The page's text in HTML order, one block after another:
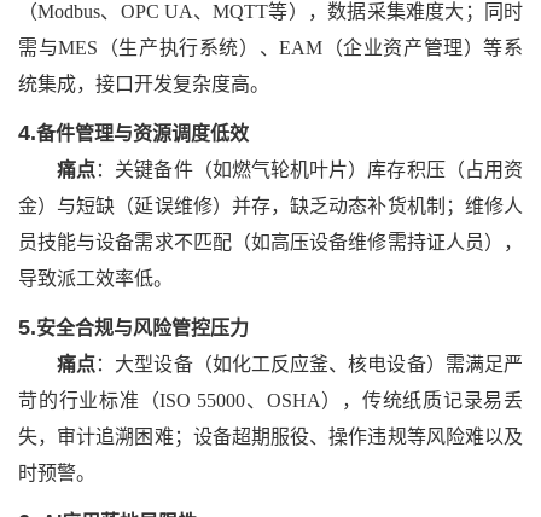
（Modbus、OPC UA、MQTT等），数据采集难度大；同时
需与MES（生产执行系统）、EAM（企业资产管理）等系
统集成，接口开发复杂度高。
4.备件管理与资源调度低效
痛点：关键备件（如燃气轮机叶片）库存积压（占用资
金）与短缺（延误维修）并存，缺乏动态补货机制；维修人
员技能与设备需求不匹配（如高压设备维修需持证人员），
导致派工效率低。
5.安全合规与风险管控压力
痛点：大型设备（如化工反应釜、核电设备）需满足严
苛的行业标准（ISO 55000、OSHA），传统纸质记录易丢
失，审计追溯困难；设备超期服役、操作违规等风险难以及
时预警。